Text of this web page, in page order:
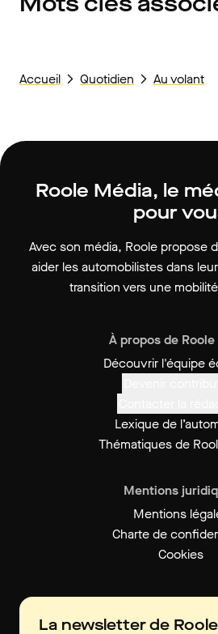
Accueil Quotidien Au volant
Roole Média, le
pour
Avec son média, Roole propose
aider les automobilistes dans
transition vers une
À propos de
Découvrir l'équipe
Lexique de
Thématiques de
Mentions
Mentions
Charte de
Cookies
La newsletter de